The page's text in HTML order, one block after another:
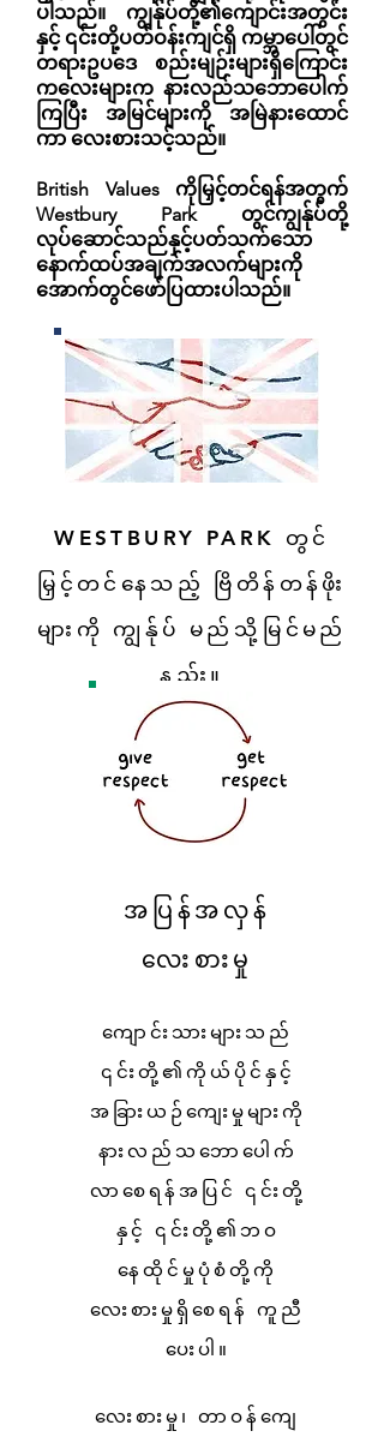
ပါသည်။ ကျွန်ုပ်တို့၏ကျောင်းအတွင်း
နှင့် ၎င်းတို့ပတ်ဝန်းကျင်ရှိ ကမ္ဘာပေါ်တွင်
တရားဥပဒေ စည်းမျဉ်းများရှိကြောင်း
ကလေးများက နားလည်သဘောပေါက်
ကြပြီး အမြင်များကို အမြဲနားထောင်
ကာ လေးစားသင့်သည်။
British Values ကိုမြှင့်တင်ရန်အတွက်
Westbury Park တွင်ကျွန်ုပ်တို့
လုပ်ဆောင်သည်နှင့်ပတ်သက်သော
နောက်ထပ်အချက်အလက်များကို
အောက်တွင်ဖော်ပြထားပါသည်။
WESTBURY PARK တွင်
မြှင့်တင်နေသည့် ဗြိတိန်တန်ဖိုး
များကို ကျွန်ုပ် မည်သို့မြင်မည်
နည်း။
အပြန်အလှန်
လေးစားမှု
ကျောင်းသားများသည်
၎င်းတို့၏ကိုယ်ပိုင်နှင့်
အခြားယဉ်ကျေးမှုများကို
နားလည်သဘောပေါက်
လာစေရန်အပြင် ၎င်းတို့
နှင့် ၎င်းတို့၏ဘဝ
နေထိုင်မှုပုံစံတို့ကို
လေးစားမှုရှိစေရန် ကူညီ
ပေးပါ။
လေးစားမှု၊ တာဝန်ကျေ